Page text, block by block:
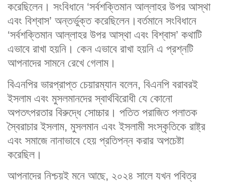
করেছিলেন। সংবিধানে ‘সর্বশক্তিমান আল্লাহর উপর আস্থা
এবং বিশ্বাস’ অন্তর্ভুক্ত করেছিলেন।বর্তমানে সংবিধানে
‘সর্বশক্তিমান আল্লাহর উপর আস্থা এবং বিশ্বাস’ কথাটি
এভাবে রাখা হয়নি। কেন এভাবে রাখা হয়নি এ প্রশ্নটি
আপনাদের সামনে রেখে গেলাম।
বিএনপির ভারপ্রাপ্ত চেয়ারম্যান বলেন, বিএনপি বরাবরই
ইসলাম এবং মুসলমানদের স্বার্থবিরোধী যে কোনো
অপতৎপরতার বিরুদ্ধে সোচ্চার। পতিত পরাজিত পলাতক
স্বৈরাচার ইসলাম, মুসলমান এবং ইসলামী সংস্কৃতিকে রাষ্ট্র
এবং সমাজে নানাভাবে হেয় প্রতিপন্ন করার অপচেষ্টা
করেছিল।
আপনাদের নিশ্চয়ই মনে আছে, ২০২৪ সালে যখন পবিত্র